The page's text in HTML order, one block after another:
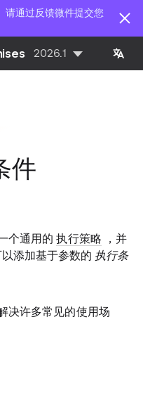
请通过反馈微件提交您
2026.1
件
个通用的执行策略 ，并
添加基于参数的 执行条
决许多常见的使用场